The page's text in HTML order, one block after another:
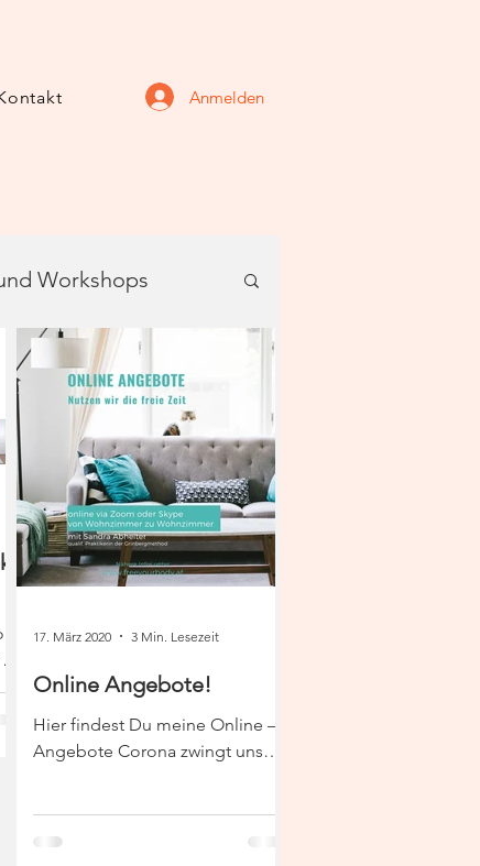
Anmelden
Workshops
Online Angebote!
Hier findest Du meine Online –
Angebote Corona zwingt uns
17. März 2020 3 Min. Lesezeit